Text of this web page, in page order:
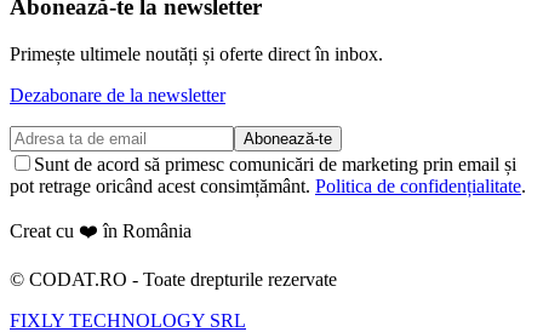
Abonează-te la newsletter
Primește ultimele noutăți și oferte direct în inbox.
Dezabonare de la newsletter
Abonează-te
Sunt de acord să primesc comunicări de marketing prin email și
pot retrage oricând acest consimțământ. Politica de confidențialitate.
Creat cu ❤️ în România
© CODAT.RO - Toate drepturile rezervate
FIXLY TECHNOLOGY SRL